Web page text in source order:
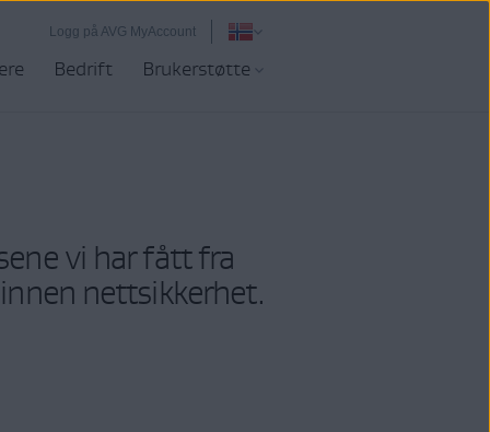
Logg på AVG MyAccount
Bedrift Brukerstøtte
vi har fått fra
nettsikkerhet.